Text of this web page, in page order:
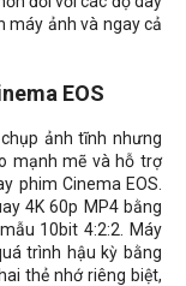
máy ảnh và ngay cả
EOS
ảnh tĩnh nhưng
mạnh mẽ và hỗ trợ
phim Cinema EOS.
4K 60p MP4 bằng
10bit 4:2:2. Máy
trình hậu kỳ bằng
thẻ nhớ riêng biệt,